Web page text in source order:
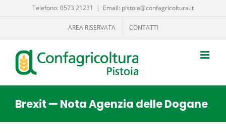
Telefono: 0573 21231 | Email: pistoia@confagricoltura.it
AREA RISERVATA CONTATTI
Brexit — Nota Agenzia delle Dogane